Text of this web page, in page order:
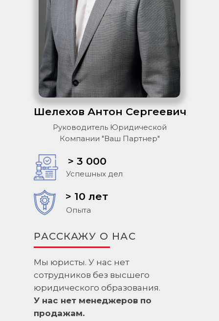
Успешных дел
Мы юристы. У нас нет
сотрудников без высшего
юридического образования.
У нас нет менеджеров по
продажам.
РАССКАЖУ О НАС
> 3 000
Шелехов Антон Сергеевич
Руководитель Юридической
Компании "Ваш Партнер"
Опыта
> 10 лет